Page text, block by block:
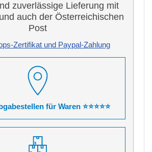
zuverlässige Lieferung mit
auch der Österreichischen
Post
Zertifikat und Paypal-Zahlung
für Waren ⭐⭐⭐⭐⭐